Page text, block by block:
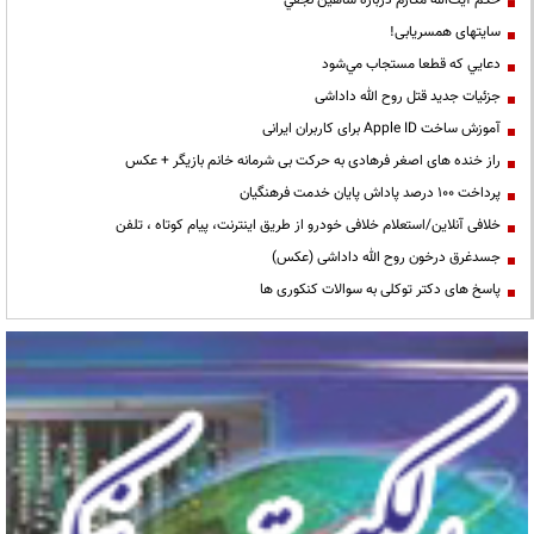
سایتهای همسریابی!
دعايي كه قطعا مستجاب مي‌شود
جزئیات جدید قتل روح الله داداشی
آموزش ساخت Apple ID برای کاربران ایرانی
راز خنده های اصغر فرهادی به حرکت بی شرمانه خانم بازیگر + عکس
پرداخت ۱۰۰ درصد پاداش پایان خدمت فرهنگیان
خلافی آنلاین/استعلام خلافی خودرو از طریق اینترنت، پیام کوتاه ، تلفن
جسدغرق درخون روح الله داداشی (عکس)
پاسخ های دکتر توکلی به سوالات کنکوری ها